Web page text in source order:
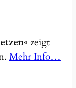
zeigt
Mehr Info…